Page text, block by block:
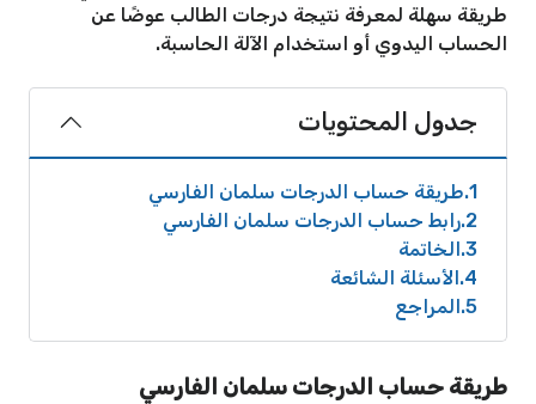
طريقة سهلة لمعرفة نتيجة درجات الطالب عوضًا عن
الحساب اليدوي أو استخدام الآلة الحاسبة.
جدول المحتويات
1 طريقة حساب الدرجات سلمان الفارسي
2 رابط حساب الدرجات سلمان الفارسي
3 الخاتمة
4 الأسئلة الشائعة
5 المراجع
طريقة حساب الدرجات سلمان الفارسي